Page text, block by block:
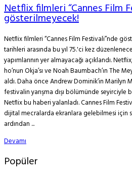
Netflix filmleri “Cannes Film
gösterilmeyecek!
Netflix filmleri “Cannes Film Festivali”nde
tarihleri arasında bu yıl 75.'ci kez
yapımlarının yer almayacağı açıklandı.
ho’nun Okja’sı ve Noah Baumbach’ın The
aldı. Daha önce Andrew Dominik’in Marilyn
festivalin yarışma dışı bölümünde seyirciyle
Netflix bu haberi yalanladı. Cannes Film
dijital mecralarda ekranlara gelebilmesi için
ardından ...
Devamı
Popüler